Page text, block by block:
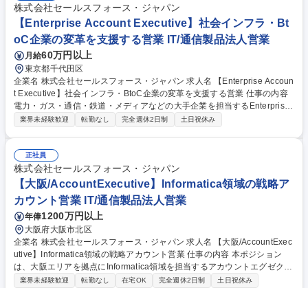
の立案を行い、新規のお客様に対する提案、および既存顧客に対するアッ
プセル、クロスセルを行います。 ■営業先は経営者や役員などビジネスの
リーダーが中心、コンサルティング要素の強い営業活動を行うことができ
ます。 募集職種 【名古屋】アカウントエグゼクティブ/世界No1のSaaS領
域リーディングカンパニー
株式会社セールスフォース・ジャパン
【Enterprise Account Executive】社会インフラ・Bt
oC企業の変革を支援する営業 IT/通信製品法人営業
月給60万円以上
東京都千代田区
企業名 株式会社セールスフォース・ジャパン 求人名 【Enterprise Accoun
t Executive】社会インフラ・BtoC企業の変革を支援する営業 仕事の内容
電力・ガス・通信・鉄道・メディアなどの大手企業を担当するEnterprise
Account Executiveとして、新規顧客の開拓と既存顧客の深耕を担いま
を活用した業務改革や顧客体験向上を提案します。 また、役員・経営層へ
の提案、既存契約の拡大に向けたアップセル・クロスセル、商談管理やク
ロージングまで一貫して担当。マーケティング、インサイドセールス、S
E、パートナー企業と連携しながら、複数の関係者を巻き込み、顧客の中
長期的な成長につながる商談を推進します。 募集職種 【Enterprise Acco
unt Executive】社会インフラ・BtoC企業の変革を支援する営業
業界未経験歓迎 転勤なし 完全週休2日制 土日祝休み
正社員
株式会社セールスフォース・ジャパン
【大阪/AccountExecutive】Informatica領域の戦略ア
カウント営業 IT/通信製品法人営業
年俸1200万円以上
大阪府大阪市北区
企業名 株式会社セールスフォース・ジャパン 求人名 【大阪/AccountExec
utive】Informatica領域の戦略アカウント営業 仕事の内容 本ポジション
は、大阪エリアを拠点にInformatica領域を担当するアカウントエグゼクテ
ィブとして、法人顧客に向けた提案営業を行う役割です。顧客ごとに異な
業界未経験歓迎 転勤なし 在宅OK 完全週休2日制 土日祝休み